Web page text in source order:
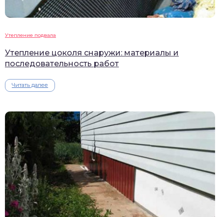
Утепление подвала
Утепление цоколя снаружи: материалы и
последовательность работ
Читать далее